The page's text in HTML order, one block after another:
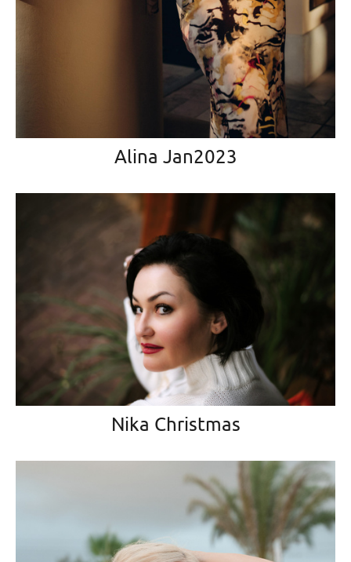
Alina Jan2023
Nika Christmas